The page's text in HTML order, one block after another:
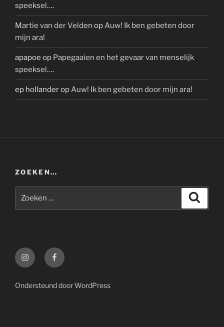
speeksel….
Martie van der Velden opAuw! Ik ben gebeten door
mijn ara!
apapoe op Papegaaien en het gevaar van menselijk
speeksel….
ep hollanderopAuw! Ik ben gebeten door mijn ara!
ZOEKEN…
InstagramFacebook
Ondersteund door WordPress